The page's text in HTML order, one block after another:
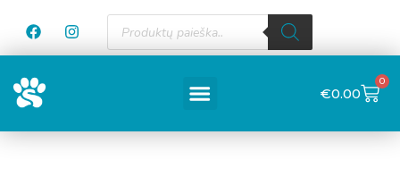
€0.00
0